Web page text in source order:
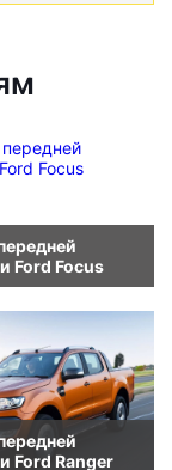
Ford Focus
Ford Ranger